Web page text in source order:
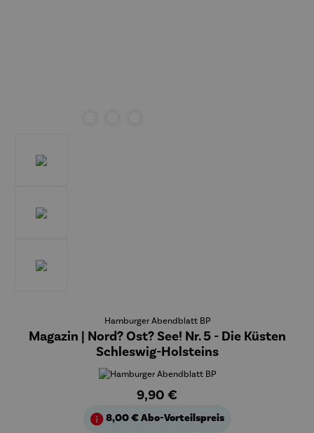
Hamburger Abendblatt BP
Magazin | Nord? Ost? See! Nr. 5 - Die Küsten
Schleswig-Holsteins
9,90 €
8,00 €Abo-Vorteilspreis